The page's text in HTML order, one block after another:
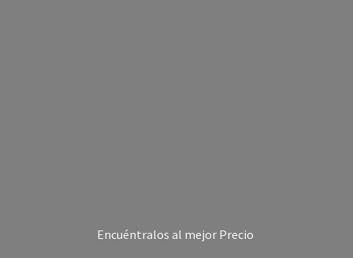
Encuéntralos al mejor Precio